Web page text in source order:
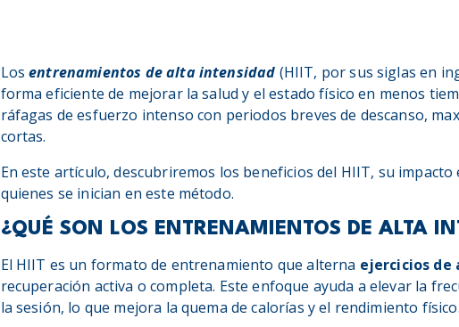
Losentrenamientos de alta intensidad (HIIT, por sus siglas en
forma eficiente de mejorar la salud y el estado físico en menos
ráfagas de esfuerzo intenso con periodos breves de descanso,
cortas.
En este artículo, descubriremos los beneficios del HIIT, su
quienes se inician en este método.
¿QUÉ SON LOS ENTRENAMIENTOS DE ALTA
El HIIT es un formato de entrenamiento que alterna ejercicios
recuperación activa o completa. Este enfoque ayuda a elevar la
la sesión, lo que mejora la quema de calorías y el rendimiento físico.